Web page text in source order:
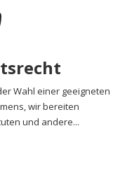
Wahl einer geeigneten
wir bereiten
und andere...